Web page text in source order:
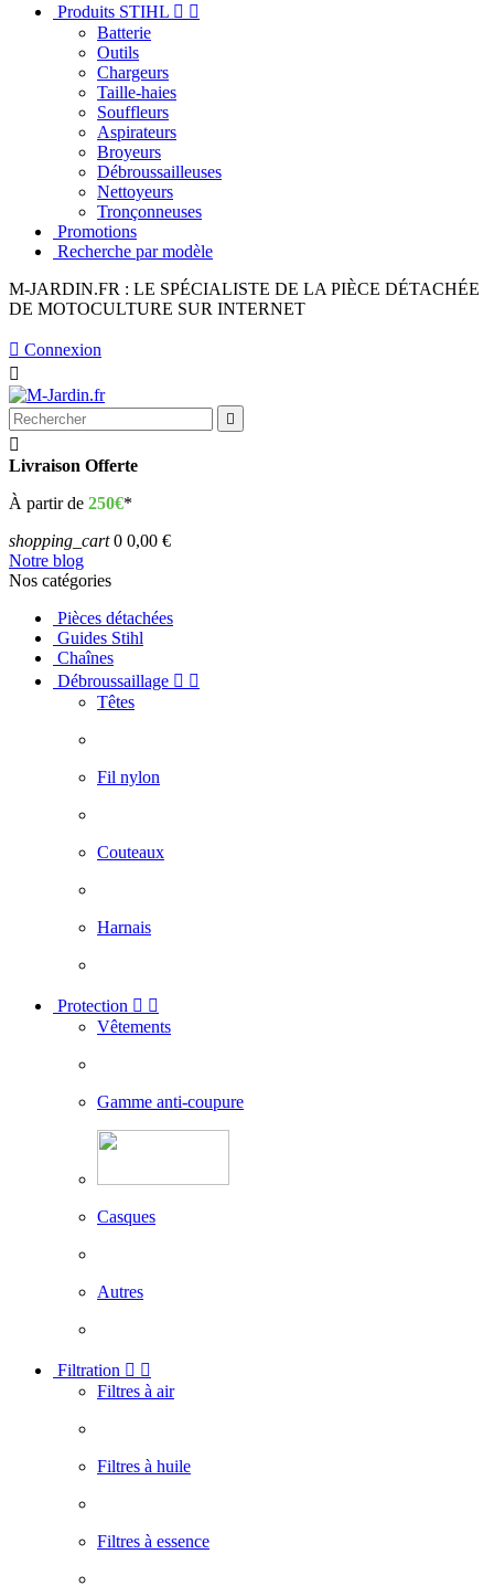
Produits STIHL  
Batterie
Outils
Chargeurs
Taille-haies
Souffleurs
Aspirateurs
Broyeurs
Débroussailleuses
Nettoyeurs
Tronçonneuses
Promotions
Recherche par modèle
M-JARDIN.FR : LE SPÉCIALISTE DE LA PIÈCE DÉTACHÉE
DE MOTOCULTURE SUR INTERNET
 Connexion



Livraison Offerte
À partir de 250€*
shopping_cart 0 0,00 €
Notre blog
Nos catégories
Pièces détachées
Guides Stihl
Chaînes
Débroussaillage  
Têtes
Fil nylon
Couteaux
Harnais
Protection  
Vêtements
Gamme anti-coupure
Casques
Autres
Filtration  
Filtres à air
Filtres à huile
Filtres à essence